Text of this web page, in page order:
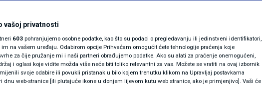
MAGAZIN
KOLUMNE
N1(DIS)INFO
Milanovićem?
STUDIO UŽIVO | komentara
Više
vašoj privatnosti
603 pohranjujemo osobne podatke, kao što su podaci o pregledavanju ili jedinstveni identifikatori,
na vašem uređaju. Odabirom opcije Prihvaćam omogućit ćete tehnologije praćenja koje
za čije pružanje mi i naši partneri obrađujemo podatke. Ako su alati za praćenje onemogućeni,
i oglasi koje vidite možda više neće biti toliko relevantni za vas. Možete se vratiti na ovaj izbornik
svoje odabire ili povukli pristanak u bilo kojem trenutku klikom na Upravljaj postavkama
dnu web-stranice [ili plutajuće ikone u donjem lijevom kutu web stranice, ako je primjenjivo]. Vaši će